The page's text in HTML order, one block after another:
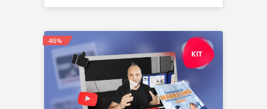
-85%